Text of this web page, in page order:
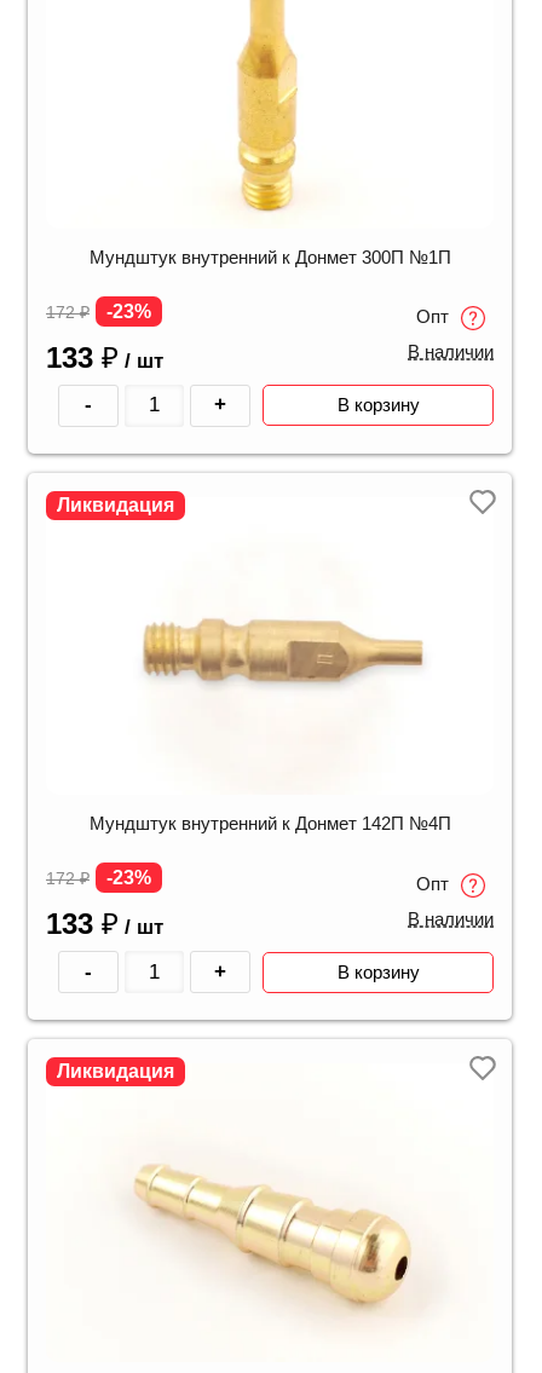
Мундштук внутренний к Донмет 300П №1П
172₽ -23%
133 ₽ / шт
Опт
В наличии
- + В корзину
Ликвидация
Мундштук внутренний к Донмет 142П №4П
172₽ -23%
133 ₽ / шт
Опт
В наличии
- + В корзину
Ликвидация